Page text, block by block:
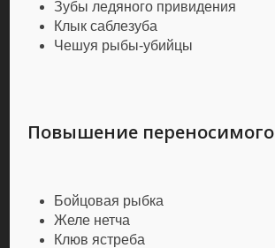
Зубы ледяного привидения
Клык саблезуба
Чешуя рыбы-убийцы
Повышение переносимого
Бойцовая рыбка
Желе нетча
Клюв ястреба